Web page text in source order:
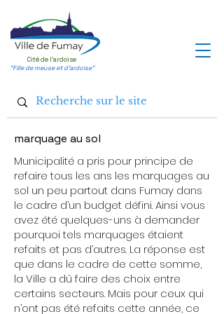
Cité de l'ardoise
"Fille de meuse et d'ardoise"
marquage au sol
Municipalité a pris pour principe de
refaire tous les ans les marquages au
sol un peu partout dans Fumay dans
le cadre d’un budget défini. Ainsi vous
avez été quelques-uns à demander
pourquoi tels marquages étaient
refaits et pas d’autres. La réponse est
que dans le cadre de cette somme,
la Ville a dû faire des choix entre
certains secteurs. Mais pour ceux qui
n’ont pas été refaits cette année, ce